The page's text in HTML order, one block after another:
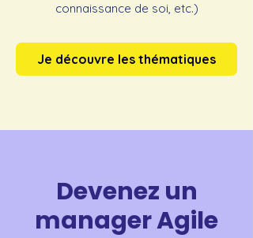
connaissance de soi, etc.)
Je découvre les thématiques
Devenez un
manager Agile